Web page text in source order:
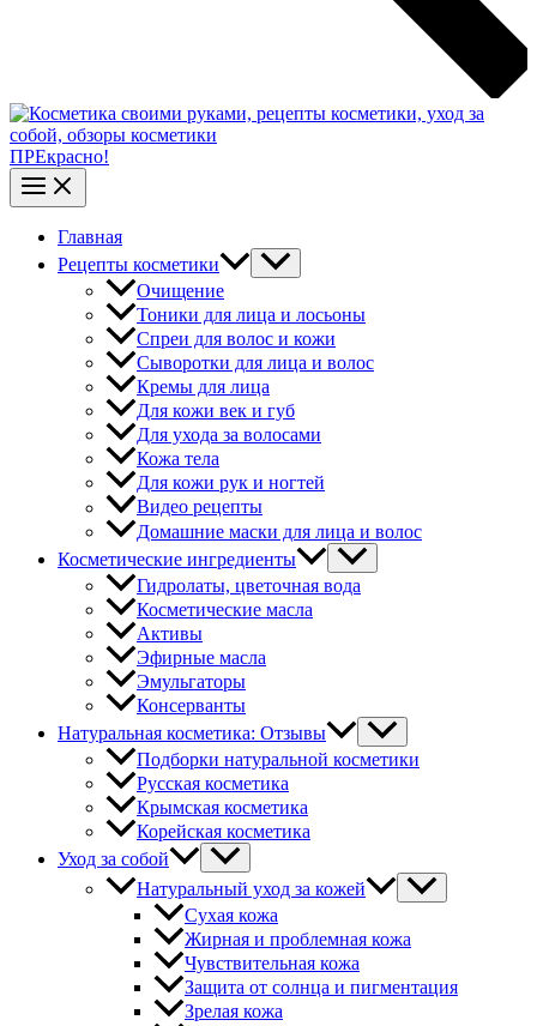
ПРЕкрасно!
Главная
Рецепты косметики
Очищение
Тоники для лица и лосьоны
Спреи для волос и кожи
Сыворотки для лица и волос
Кремы для лица
Для кожи век и губ
Для ухода за волосами
Кожа тела
Для кожи рук и ногтей
Видео рецепты
Домашние маски для лица и волос
Косметические ингредиенты
Гидролаты, цветочная вода
Косметические масла
Активы
Эфирные масла
Эмульгаторы
Консерванты
Натуральная косметика: Отзывы
Подборки натуральной косметики
Русская косметика
Крымская косметика
Корейская косметика
Уход за собой
Натуральный уход за кожей
Сухая кожа
Жирная и проблемная кожа
Чувствительная кожа
Защита от солнца и пигментация
Зрелая кожа